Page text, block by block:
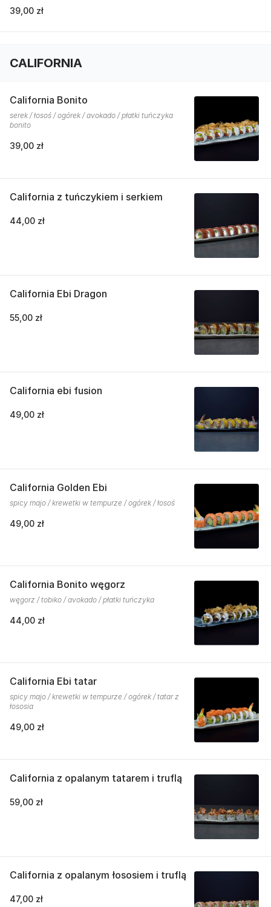
39,00 zł
CALIFORNIA
California Bonito
serek / łosoś / ogórek / avokado / płatki tuńczyka
bonito
39,00 zł
California z tuńczykiem i serkiem
44,00 zł
California Ebi Dragon
55,00 zł
California ebi fusion
49,00 zł
California Golden Ebi
spicy majo / krewetki w tempurze / ogórek / łosoś
49,00 zł
California Bonito węgorz
węgorz / tobiko / avokado / płatki tuńczyka
44,00 zł
California Ebi tatar
spicy majo / krewetki w tempurze / ogórek / tatar z
łososia
49,00 zł
California z opalanym tatarem i truflą
59,00 zł
California z opalanym łososiem i truflą
47,00 zł